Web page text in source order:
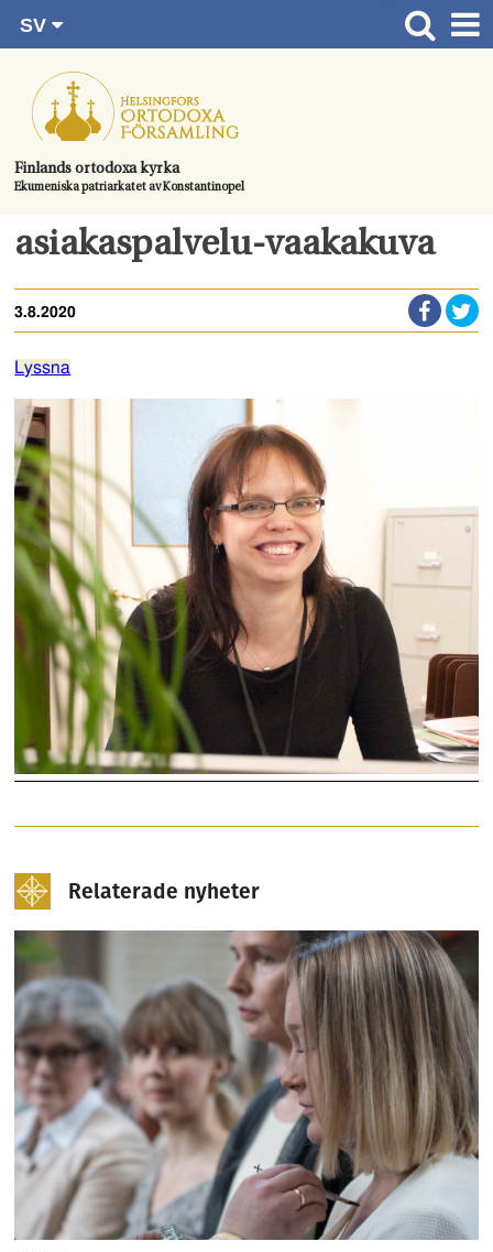
direkt
innehållet.
Finlands ortodoxa kyrka
Ekumeniska patriarkatet av Konstantinopel
SV
RU
EN
UA
Huvudsida
Gudstjänster
Kom med
Kontaktuppgifter
Bröllop
Begravningen
asiakaspalvelu-vaakakuva
3.8.2020
Lyssna
Relaterade nyheter